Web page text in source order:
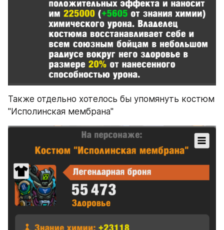
Также отдельно хотелось бы упомянуть костюм
"Исполинская мембрана"